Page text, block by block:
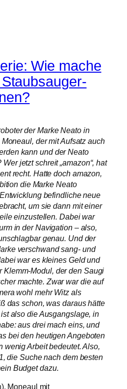
Wie mache
der Marke Neato in
der mit Aufsatz auch
kann und der Neato
jetzt schreit „amazon“, hat
recht. Hatte doch amazon,
die Marke Neato
befindliche neue
um sie dann mit einer
einzustellen. Dabei war
in der Navigation – also,
genau. Und der
verschwand sang- und
war es kleines Geld und
Klemm-Modul, der den Saugi
machte. Zwar war die auf
wohl mehr Witz als
das schon, was daraus hätte
also die Ausgangslage, in
aus drei mach eins, und
bei den heutigen Angeboten
wenig Arbeit bedeutet. Also,
die Suche nach dem besten
Budget dazu.